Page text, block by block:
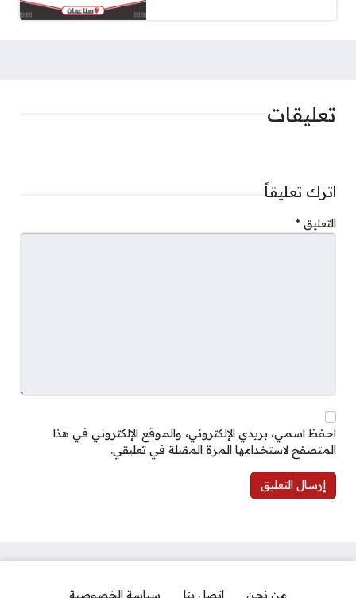
تعليقات
اترك تعليقاً
التعليق *
احفظ اسمي، بريدي الإلكتروني، والموقع الإلكتروني في هذا
المتصفح لاستخدامها المرة المقبلة في تعليقي.
من نحن اتصل بنا سياسة الخصوصية